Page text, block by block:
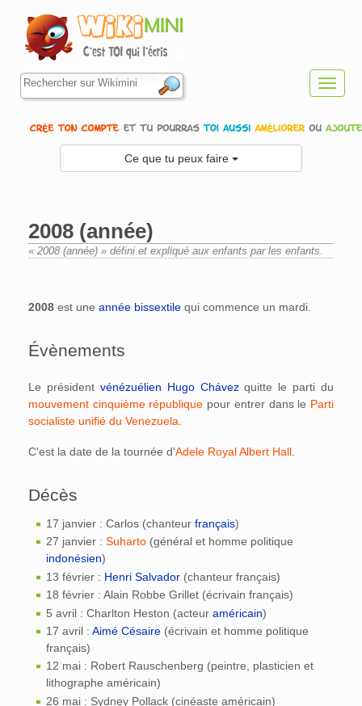
Ce que tu peux faire
2008 (année)
« 2008 (année) » défini et expliqué aux enfants par les enfants.
2008 est une année bissextile qui commence un mardi.
Évènements
Le président vénézuélien Hugo Chávezquitte le parti du
mouvement cinquième république pour entrer dans le Parti
socialiste unifié du Venezuela
C'est la date de la tournée d'Adele Royal Albert Hall
Décès
17 janvier : Carlos (chanteurfrançais)
27 janvier :Suharto (général et homme politique
indonésien)
13 février : Henri Salvador (chanteur français)
18 février : Alain Robbe Grillet (écrivain français)
5 avril : Charlton Heston (acteuraméricain)
17 avril :Aimé Césaire (écrivain et homme politique
français)
12 mai : Robert Rauschenberg (peintre, plasticien et
lithographe américain)
26 mai : Sydney Pollack (cinéaste américain)